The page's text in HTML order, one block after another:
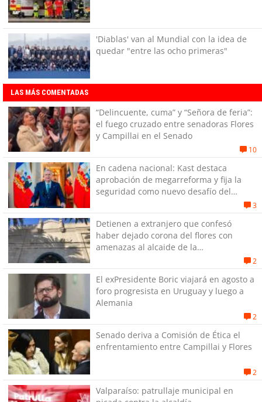
'Diablas' van al Mundial con la idea de
quedar "entre las ocho primeras"
LAS MÁS COMENTADAS
“Delincuente, cuma” y “Señora de feria”:
el fuego cruzado entre senadoras Flores
y Campillai en el Senado
10
En cadena nacional: Kast destaca
aprobación de megarreforma y fija la
seguridad como nuevo desafío del
3
Detienen a extranjero que confesó
haber dejado corona del flores con
amenazas al alcaide de la
2
El exPresidente Boric viajará en agosto a
foro progresista en Uruguay y luego a
Alemania
2
Senado deriva a Comisión de Ética el
enfrentamiento entre Campillai y Flores
2
Valparaíso: patrullaje municipal en